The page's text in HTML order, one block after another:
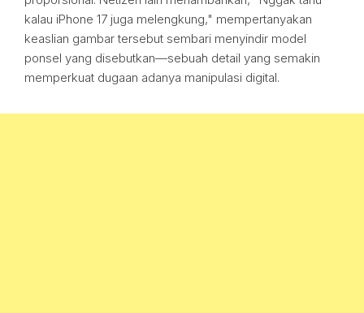
kalau iPhone 17 juga melengkung," mempertanyakan
keaslian gambar tersebut sembari menyindir model
ponsel yang disebutkan—sebuah detail yang semakin
memperkuat dugaan adanya manipulasi digital.